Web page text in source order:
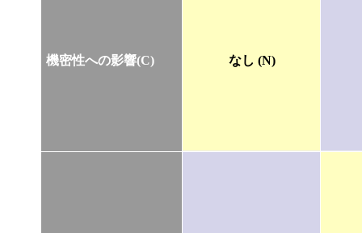
機密性への影響(C) なし (N)